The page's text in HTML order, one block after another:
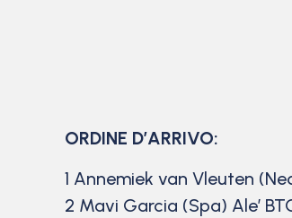
ORDINE D’ARRIVO:
1 Annemiek van Vleuten
2 Mavi Garcia (Spa) Ale’